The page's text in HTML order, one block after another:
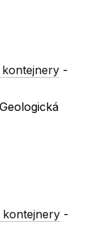
kontejnery -
kontejnery -